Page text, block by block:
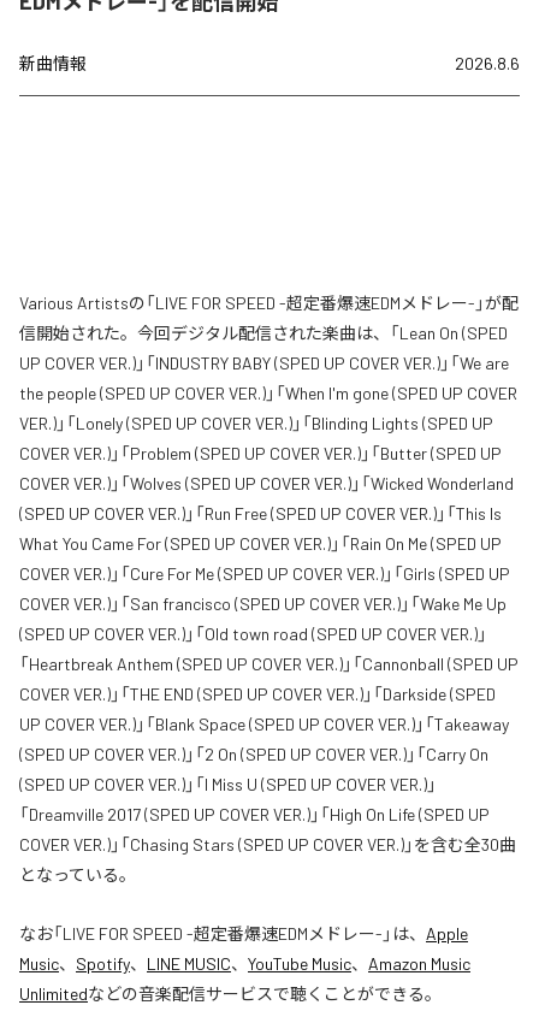
新曲情報 2026.8.6
Various Artistsの「LIVE FOR SPEED -超定番爆速EDMメドレー-」が配
信開始された。今回デジタル配信された楽曲は、「Lean On (SPED
UP COVER VER.)」「INDUSTRY BABY (SPED UP COVER VER.)」「We are
the people (SPED UP COVER VER.)」「When I'm gone (SPED UP COVER
VER.)」「Lonely (SPED UP COVER VER.)」「Blinding Lights (SPED UP
COVER VER.)」「Problem (SPED UP COVER VER.)」「Butter (SPED UP
COVER VER.)」「Wolves (SPED UP COVER VER.)」「Wicked Wonderland
(SPED UP COVER VER.)」「Run Free (SPED UP COVER VER.)」「This Is
What You Came For (SPED UP COVER VER.)」「Rain On Me (SPED UP
COVER VER.)」「Cure For Me (SPED UP COVER VER.)」「Girls (SPED UP
COVER VER.)」「San francisco (SPED UP COVER VER.)」「Wake Me Up
(SPED UP COVER VER.)」「Old town road (SPED UP COVER VER.)」
「Heartbreak Anthem (SPED UP COVER VER.)」「Cannonball (SPED UP
COVER VER.)」「THE END (SPED UP COVER VER.)」「Darkside (SPED
UP COVER VER.)」「Blank Space (SPED UP COVER VER.)」「Takeaway
(SPED UP COVER VER.)」「2 On (SPED UP COVER VER.)」「Carry On
(SPED UP COVER VER.)」「I Miss U (SPED UP COVER VER.)」
「Dreamville 2017 (SPED UP COVER VER.)」「High On Life (SPED UP
COVER VER.)」「Chasing Stars (SPED UP COVER VER.)」を含む全30曲
となっている。
なお「LIVE FOR SPEED -超定番爆速EDMメドレー- 」は、 Apple
Music、 Spotify、 LINE MUSIC、 YouTube Music、 Amazon Music
Unlimitedなどの音楽配信サービスで聴くことができる。